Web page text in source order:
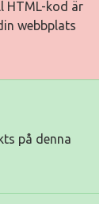
HTML-kod är
webbplats
på denna